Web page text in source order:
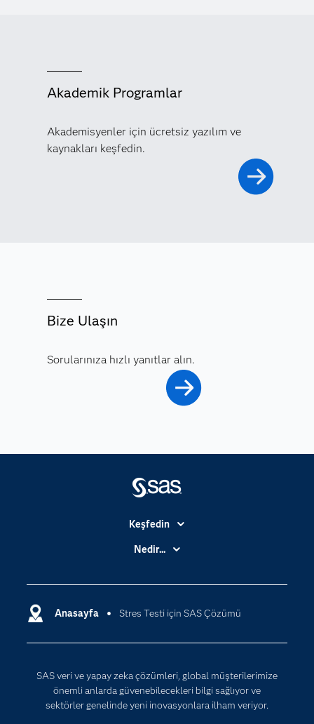
Akademik Programlar
Akademisyenler için ücretsiz yazılım ve
kaynakları keşfedin.
Bize Ulaşın
Sorularınıza hızlı yanıtlar alın.
Anasayfa Stres Testi için SAS Çözümü
SAS veri ve yapay zeka çözümleri, global müşterilerimize
önemli anlarda güvenebilecekleri bilgi sağlıyor ve
sektörler genelinde yeni inovasyonlara ilham veriyor.
Keşfedin
Basın Bültenleri
Dene/ Satın Al
Destek & Hizmetler
Erişebilirlik
Etkinlikler
Nedir...
Veri Bilimi